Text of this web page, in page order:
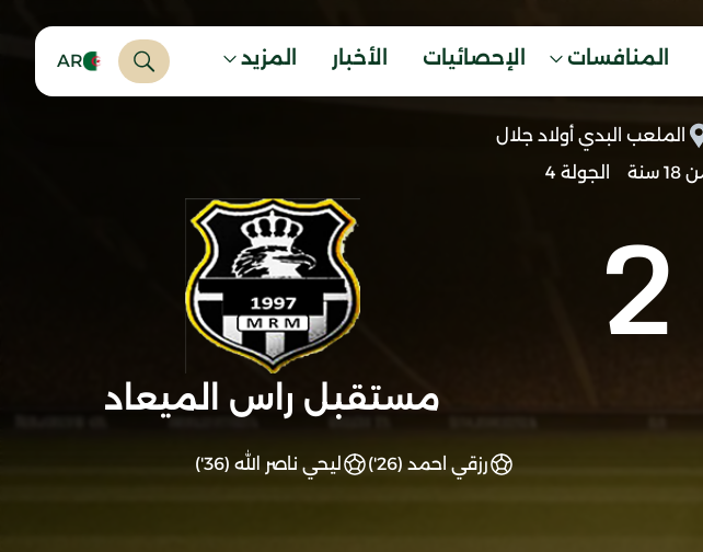
المنافسات الإحصائيات الأخبار المزيد AR
الملعب البدي أولاد جلال
الجولة 4
2
مستقبل راس الميعاد
رزقي احمد (26') ليحي ناصر الله (36')